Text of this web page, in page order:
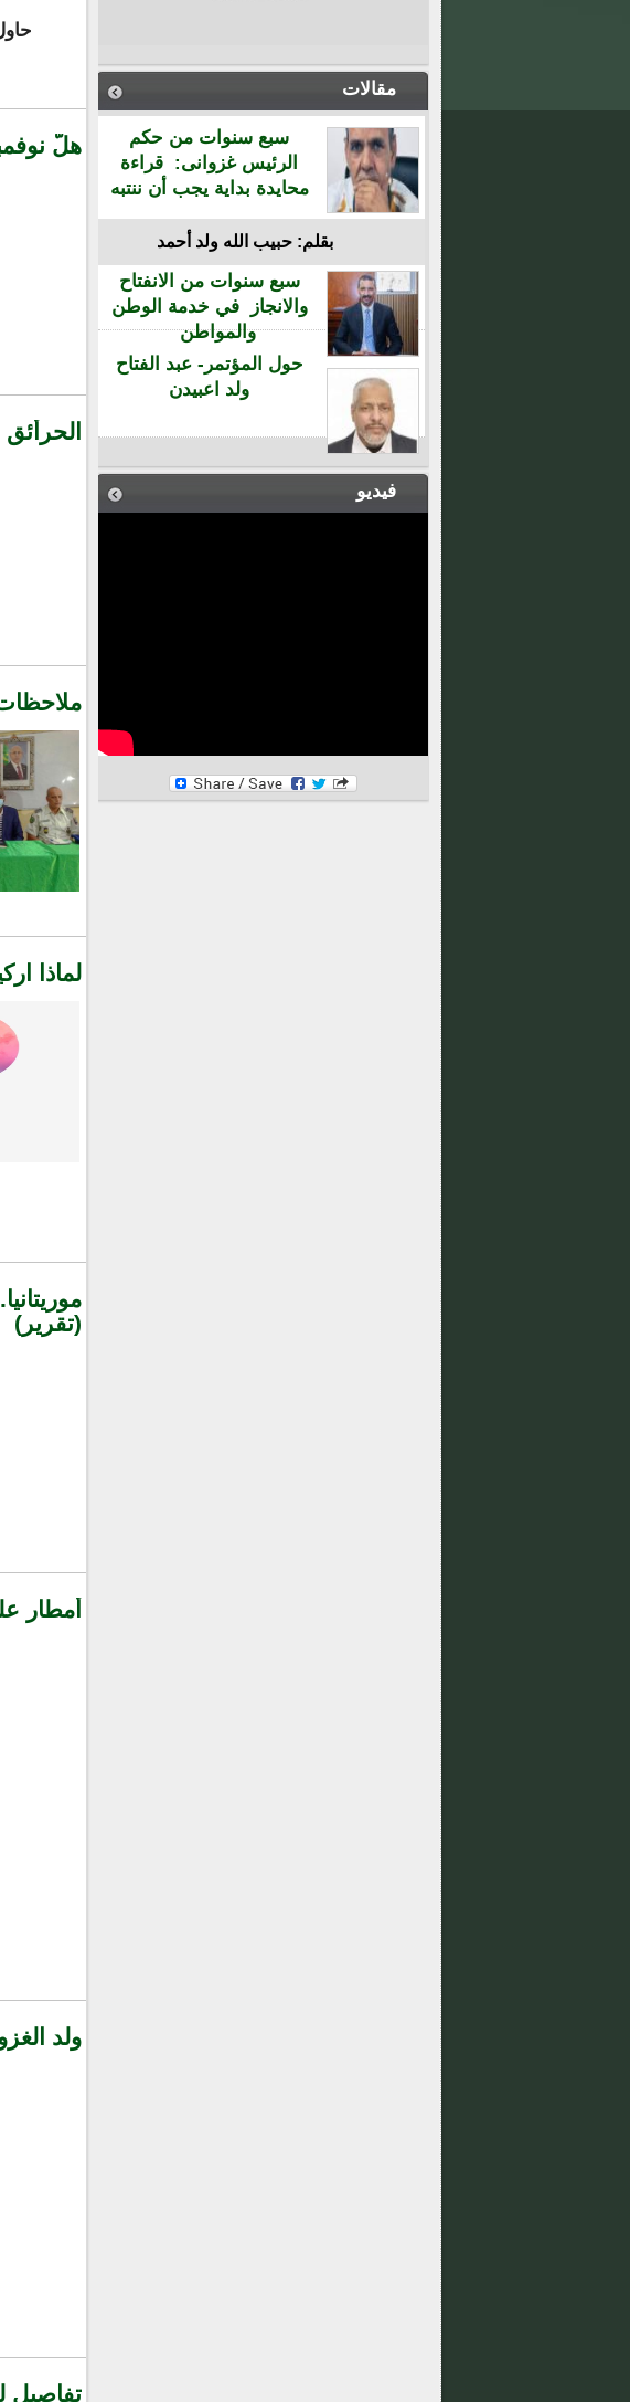
مقالات
سبع سنوات من حكم
الرئيس غزوانى: قراءة
محايدة بداية يجب أن ننتبه
بقلم: حبيب الله ولد أحمد
سبع سنوات من الانفتاح
والانجاز في خدمة الوطن
والمواطن
حول المؤتمر- عبد الفتاح
ولد اعبيدن
فيديو
هلَّ
ملاحظات
لماذا
(تقرير)
أمطار
ولد
تفاصيل